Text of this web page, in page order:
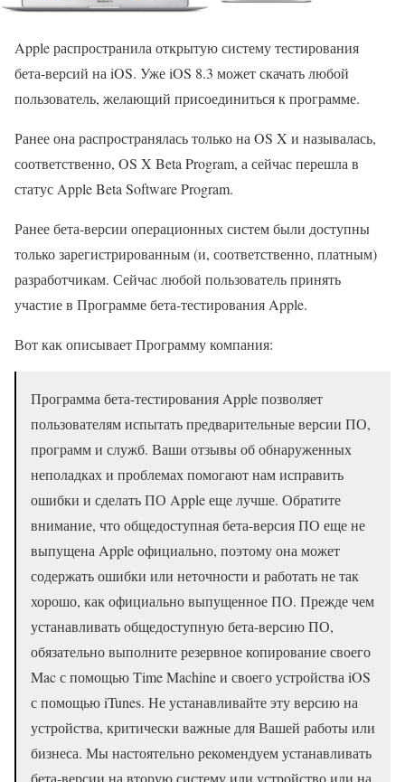
Apple распространила открытую систему тестирования
бета-версий на iOS. Уже iOS 8.3 может скачать любой
пользователь, желающий присоединиться к программе.
Ранее она распространялась только на OS X и называлась,
соответственно, OS X Beta Program, а сейчас перешла в
статус Apple Beta Software Program.
Ранее бета-версии операционных систем были доступны
только зарегистрированным (и, соответственно, платным)
разработчикам. Сейчас любой пользователь принять
участие в Программе бета-тестирования Apple.
Вот как описывает Программу компания:
Программа бета-тестирования Apple позволяет
пользователям испытать предварительные версии ПО,
программ и служб. Ваши отзывы об обнаруженных
неполадках и проблемах помогают нам исправить
ошибки и сделать ПО Apple еще лучше. Обратите
внимание, что общедоступная бета-версия ПО еще не
выпущена Apple официально, поэтому она может
содержать ошибки или неточности и работать не так
хорошо, как официально выпущенное ПО. Прежде чем
устанавливать общедоступную бета-версию ПО,
обязательно выполните резервное копирование своего
Mac с помощью Time Machine и своего устройства iOS
с помощью iTunes. Не устанавливайте эту версию на
устройства, критически важные для Вашей работы или
бизнеса. Мы настоятельно рекомендуем устанавливать
бета-версии на вторую систему или устройство или на